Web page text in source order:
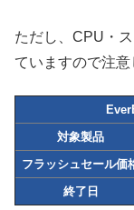
ただし、CPU・
ていますので注意
対象製品
フラッシュセール価
終了日